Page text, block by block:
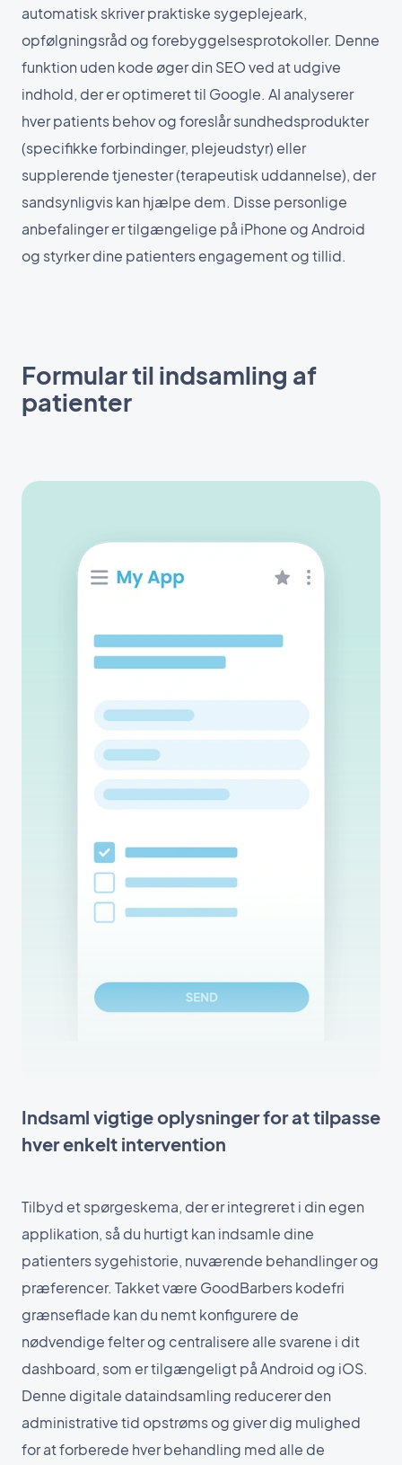
automatisk skriver praktiske sygeplejeark,
opfølgningsråd og forebyggelsesprotokoller. Denne
funktion uden kode øger din SEO ved at udgive
indhold, der er optimeret til Google. AI analyserer
hver patients behov og foreslår sundhedsprodukter
(specifikke forbindinger, plejeudstyr) eller
supplerende tjenester (terapeutisk uddannelse), der
sandsynligvis kan hjælpe dem. Disse personlige
anbefalinger er tilgængelige på iPhone og Android
og styrker dine patienters engagement og tillid.
Formular til indsamling af
patienter
Indsaml vigtige oplysninger for at tilpasse
hver enkelt intervention
Tilbyd et spørgeskema, der er integreret i din egen
applikation, så du hurtigt kan indsamle dine
patienters sygehistorie, nuværende behandlinger og
præferencer. Takket være GoodBarbers kodefri
grænseflade kan du nemt konfigurere de
nødvendige felter og centralisere alle svarene i dit
dashboard, som er tilgængeligt på Android og iOS.
Denne digitale dataindsamling reducerer den
administrative tid opstrøms og giver dig mulighed
for at forberede hver behandling med alle de